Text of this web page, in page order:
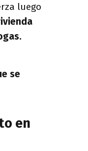
luego
se
en